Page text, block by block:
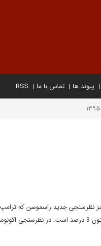
پیوند ها تماس با ما RSS